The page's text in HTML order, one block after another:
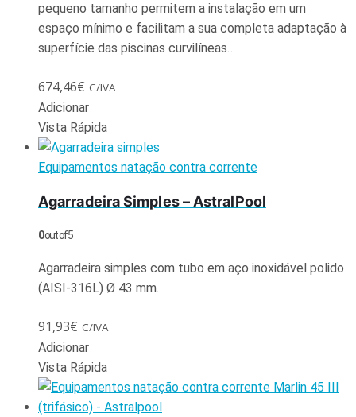
pequeno tamanho permitem a instalação em um
espaço mínimo e facilitam a sua completa adaptação à
superfície das piscinas curvilíneas…
674,46€ C/IVA
Adicionar
Vista Rápida
Equipamentos natação contra corrente
Agarradeira Simples – AstralPool
0out of 5
Agarradeira simples com tubo em aço inoxidável polido
(AISI-316L) Ø 43 mm.
91,93€ C/IVA
Adicionar
Vista Rápida